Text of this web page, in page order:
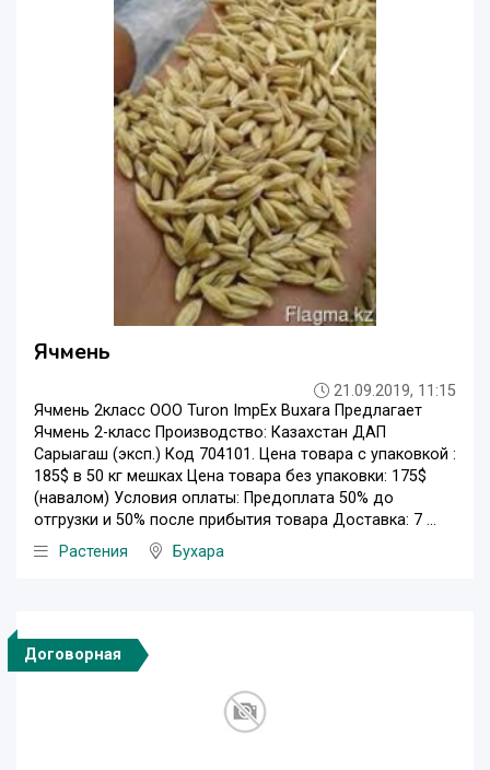
Ячмень
21.09.2019, 11:15
Ячмень 2класс OOO Turon ImpEx Buxara Предлагает
Ячмень 2-класс Производство: Казахстан ДАП
Сарыагаш (эксп.) Код 704101. Цена товара с упаковкой :
185$ в 50 кг мешках Цена товара без упаковки: 175$
(навалом) Условия оплаты: Предоплата 50% до
отгрузки и 50% после прибытия товара Доставка: 7 ...
Растения
Бухара
Договорная